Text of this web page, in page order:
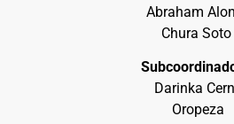
Abraham
Chura Soto
Darinka
Oropeza